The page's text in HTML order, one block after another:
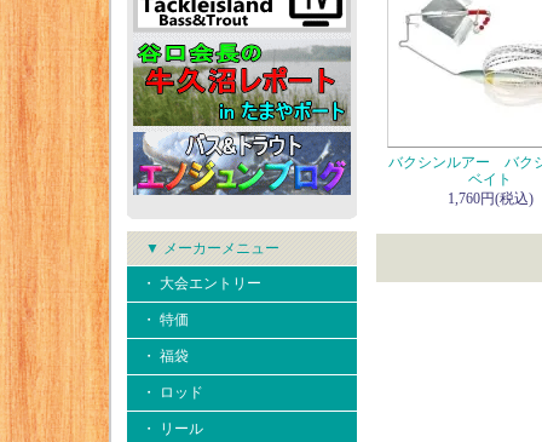
▼ メーカーメニュー
・ 大会エントリー
・ 特価
・ 福袋
・ ロッド
・ リール
バクシンルアー バク
ベイト
1,760円(税込)